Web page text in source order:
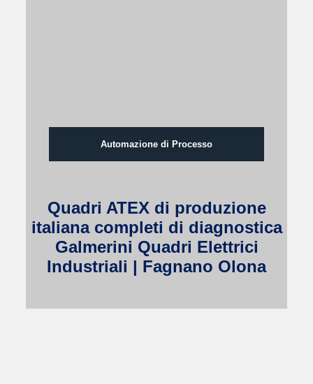
Automazione di Processo
Quadri ATEX di produzione
italiana completi di diagnostica
Galmerini Quadri Elettrici
Industriali | Fagnano Olona